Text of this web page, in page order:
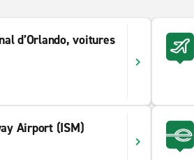
d’Orlando, voitures
Airport (ISM)